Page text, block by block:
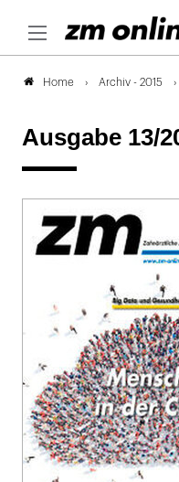
Home Archiv - 2015
Ausgabe 13/